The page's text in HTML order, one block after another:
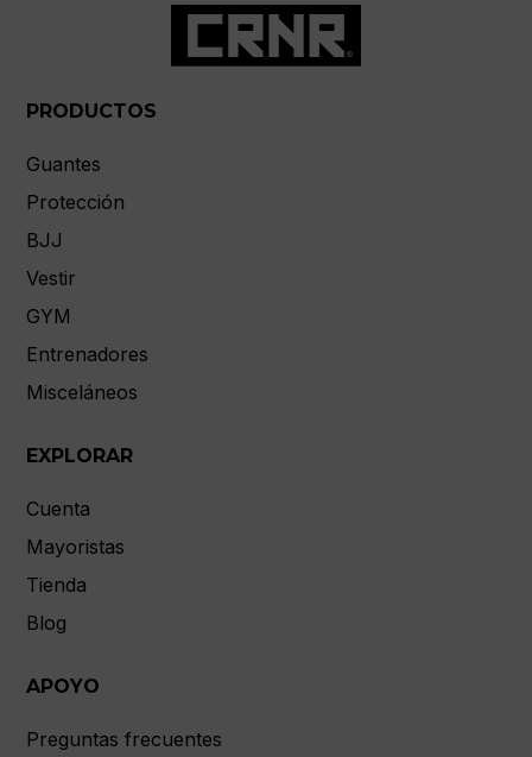
PRODUCTOS
Guantes
Protección
BJJ
Vestir
GYM
Entrenadores
Misceláneos
EXPLORAR
Cuenta
Mayoristas
Tienda
Blog
APOYO
Preguntas frecuentes